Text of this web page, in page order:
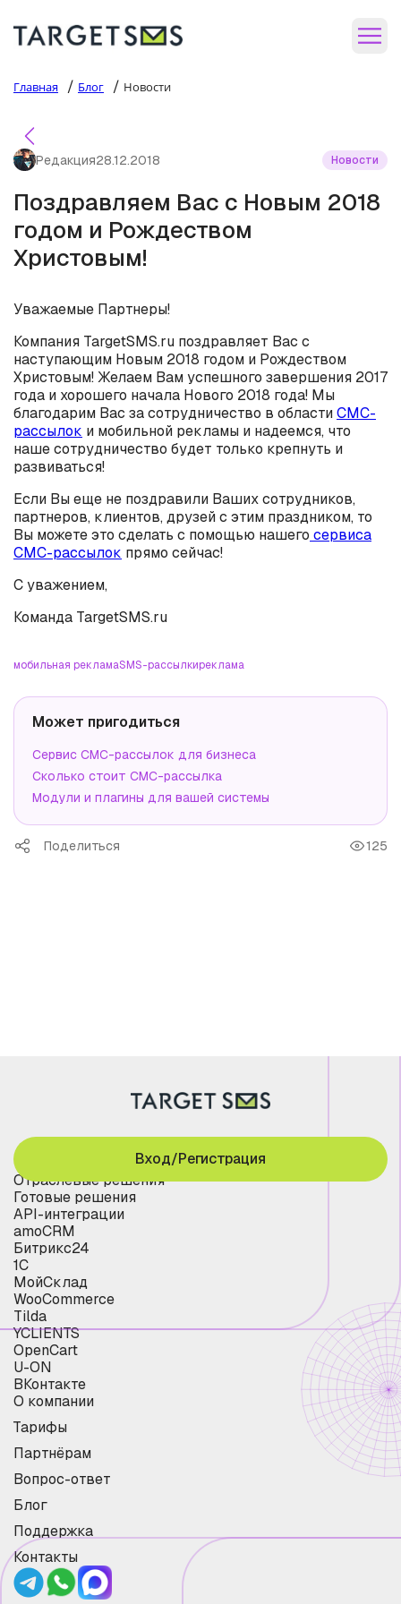
Главная / Блог / Новости
Редакция28.12.2018 Новости
Поздравляем Вас с Новым 2018
годом и Рождеством
Христовым!
Уважаемые Партнеры!
Компания TargetSMS.ru поздравляет Вас с
наступающим Новым 2018 годом и Рождеством
Христовым! Желаем Вам успешного завершения 2017
года и хорошего начала Нового 2018 года! Мы
благодарим Вас за сотрудничество в областиСМС-
рассылок и мобильной рекламы и надеемся, что
наше сотрудничество будет только крепнуть и
развиваться!
Если Вы еще не поздравили Ваших сотрудников,
партнеров, клиентов, друзей с этим праздником, то
Вы можете это сделать с помощью нашего сервиса
СМС-рассылок прямо сейчас!
С уважением,
Команда TargetSMS.ru
мобильная рекламаSMS-рассылкиреклама
Может пригодиться
Сервис СМС-рассылок для бизнеса
Сколько стоит СМС-рассылка
Модули и плагины для вашей системы
Поделиться 125
Отраслевые решения
Готовые решения
API-интеграции
amoCRM
Битрикс24
1С
МойСклад
WooCommerce
Tilda
YCLIENTS
OpenCart
U-ON
ВКонтакте
О компании
Тарифы
Партнёрам
Вопрос-ответ
Блог
Поддержка
Контакты
Вход/Регистрация